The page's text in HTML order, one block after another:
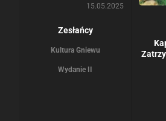
15.05.2025
Zesłańcy
Kultura Gniewu
Wydanie II